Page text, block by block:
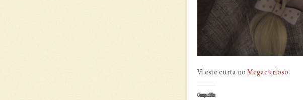
Vi este curta no Megacurioso.
Compartilhe